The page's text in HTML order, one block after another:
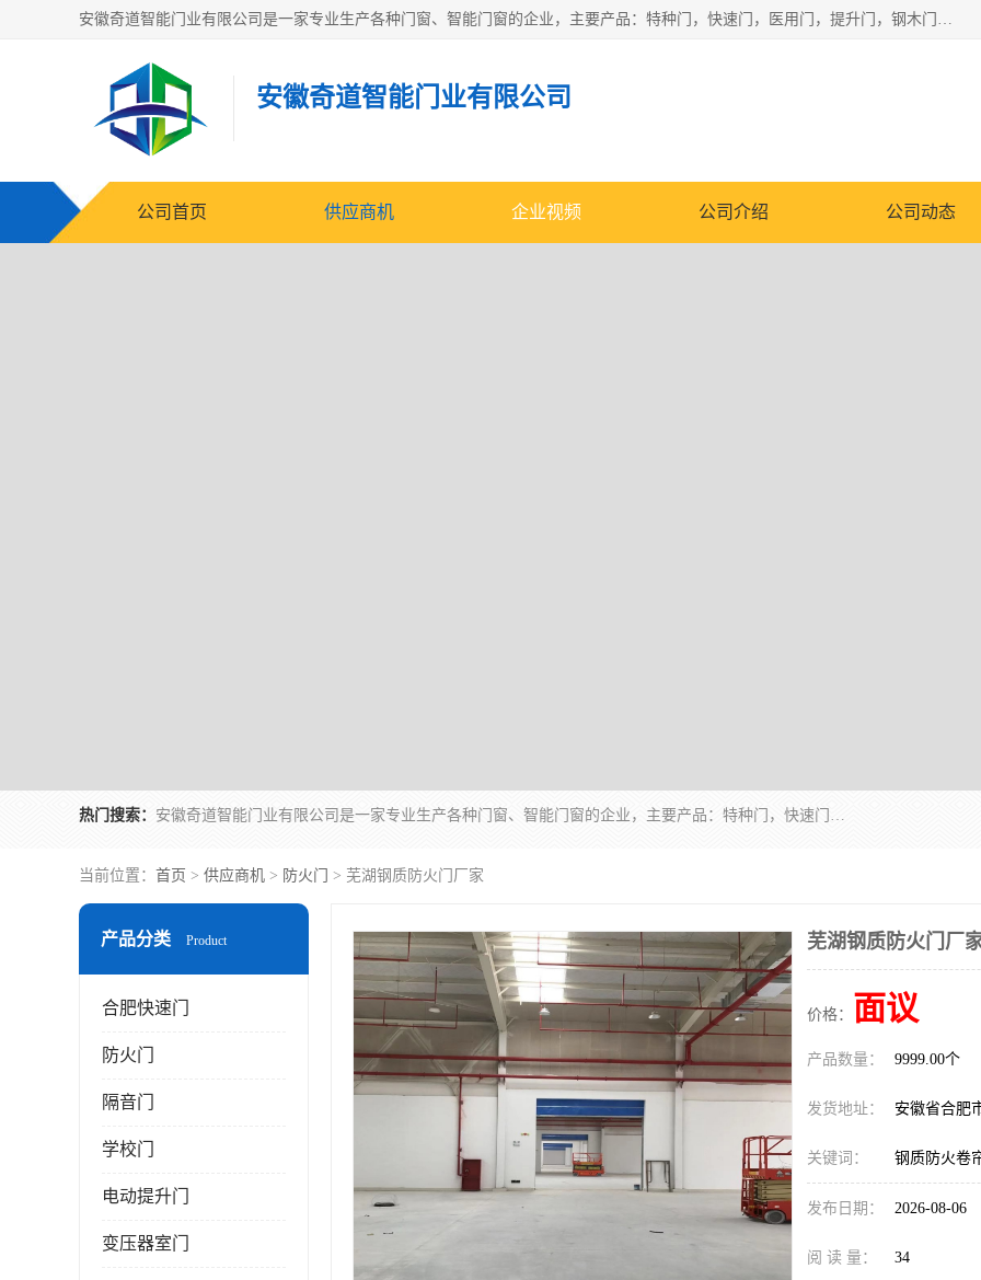
安徽奇道智能门业有限公司是一家专业生产各种门窗、智能门窗的企业，主要产品：特种门，快速门，医用门，提升门，钢木门，智能道闸，钢大门，平移门，卷帘门，保温门，钢制自由门，防火门等，欢迎前来咨询采购。
安徽奇道智能门业有限公司
公司首页 供应商机 企业视频 公司介绍 公司动态
热门搜索： 安徽奇道智能门业有限公司是一家专业生产各种门窗、智能门窗的企业，主要产品：特种门，快速门，医用门，提升门，钢木门，智能道闸，钢大门，平移门，卷帘门，保温门，钢制自由门，防火门等，欢迎前来咨询采购。
当前位置： 首页 > 供应商机 > 防火门 > 芜湖钢质防火门厂家
产品分类 Product
合肥快速门
防火门
隔音门
学校门
电动提升门
变压器室门
芜湖钢质防火门厂
价格： 面议
产品数量： 9999.00个
发货地址： 安徽省合肥
关键词： 钢质防火卷
发布日期： 2026-08-06
阅 读 量： 34